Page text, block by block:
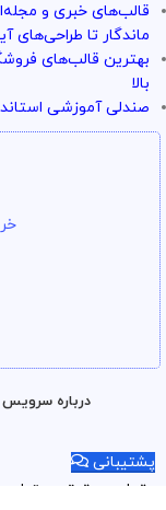
قالب‌های خبری و
ماندگار تا طراحی‌های
بهترین قالب‌های
بالا
صندلی آموزشی
درباره
تمامی حقوق محتوا و
پشتیبانی